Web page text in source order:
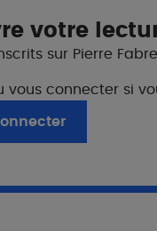
votre
sur Pierre
vous connecter si